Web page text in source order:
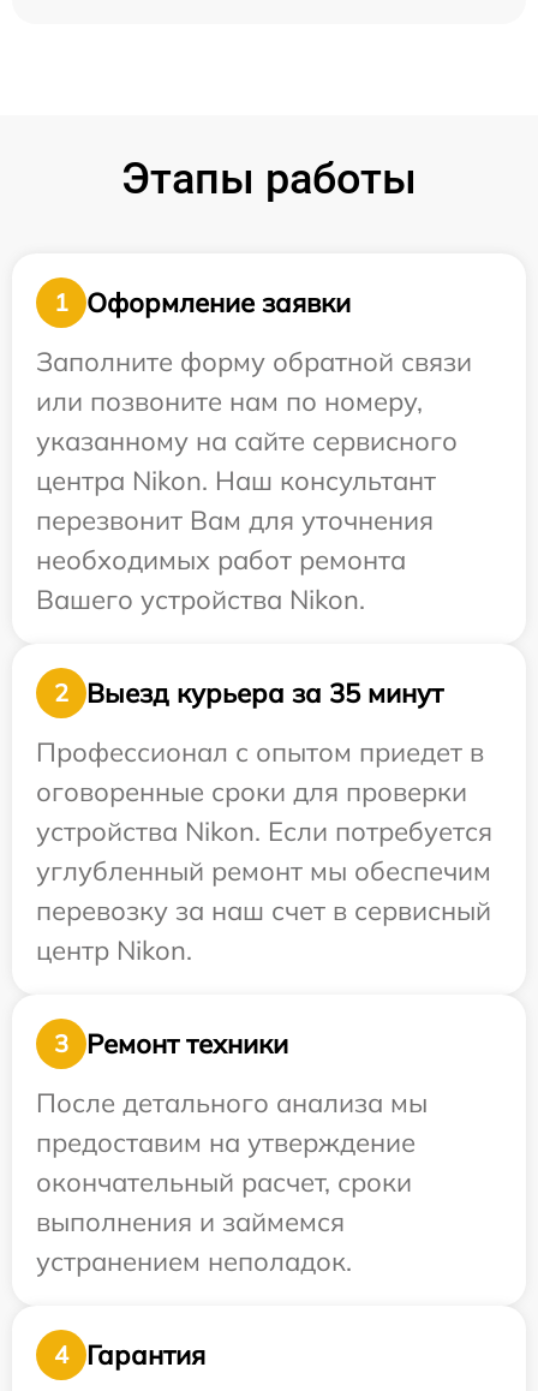
Этапы работы
1
Оформление заявки
Заполните форму обратной связи
или позвоните нам по номеру,
указанному на сайте сервисного
центра Nikon. Наш консультант
перезвонит Вам для уточнения
необходимых работ ремонта
Вашего устройства Nikon.
2
Выезд курьера за 35 минут
Профессионал с опытом приедет в
оговоренные сроки для проверки
устройства Nikon. Если потребуется
углубленный ремонт мы обеспечим
перевозку за наш счет в сервисный
центр Nikon.
3
Ремонт техники
После детального анализа мы
предоставим на утверждение
окончательный расчет, сроки
выполнения и займемся
устранением неполадок.
4 Гарантия